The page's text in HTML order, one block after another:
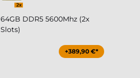
64GB DDR5 5600Mhz (2x
Slots)
+389,90 €*